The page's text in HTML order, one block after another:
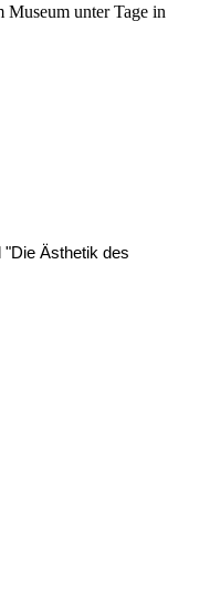
unter Tage in
Ästhetik des